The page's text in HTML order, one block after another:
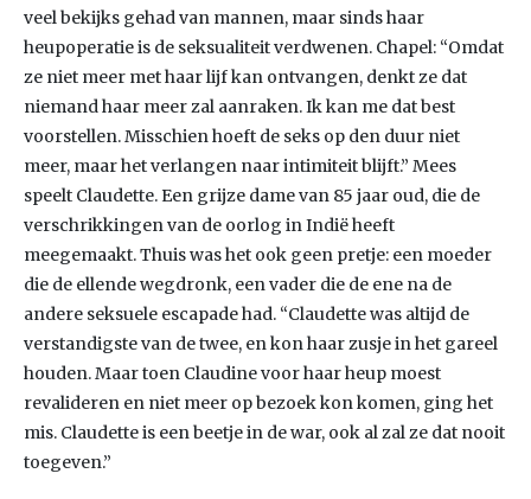
veel bekijks gehad van mannen, maar sinds haar
heupoperatie is de seksualiteit verdwenen. Chapel: “Omdat
ze niet meer met haar lijf kan ontvangen, denkt ze dat
niemand haar meer zal aanraken. Ik kan me dat best
voorstellen. Misschien hoeft de seks op den duur niet
meer, maar het verlangen naar intimiteit blijft.” Mees
speelt Claudette. Een grijze dame van 85 jaar oud, die de
verschrikkingen van de oorlog in Indië heeft
meegemaakt. Thuis was het ook geen pretje: een moeder
die de ellende wegdronk, een vader die de ene na de
andere seksuele escapade had. “Claudette was altijd de
verstandigste van de twee, en kon haar zusje in het gareel
houden. Maar toen Claudine voor haar heup moest
revalideren en niet meer op bezoek kon komen, ging het
mis. Claudette is een beetje in de war, ook al zal ze dat nooit
toegeven.”